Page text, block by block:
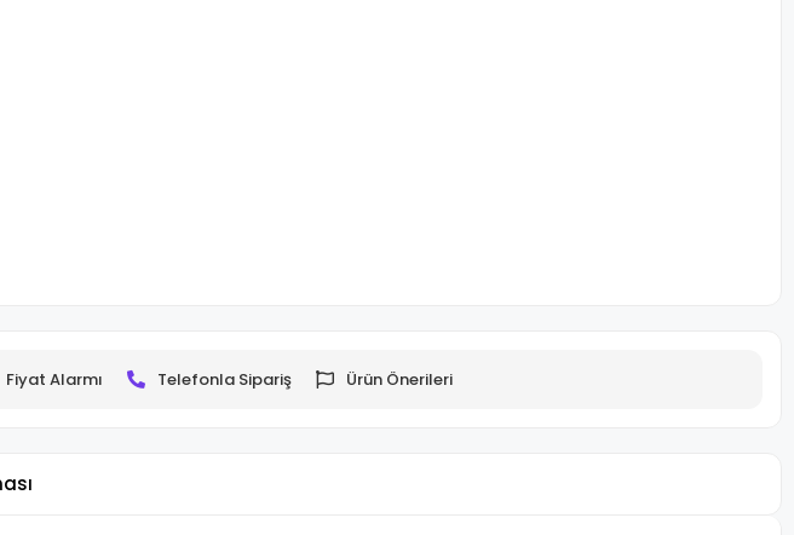
Fiyat Alarmı Telefonla Sipariş Ürün Önerileri